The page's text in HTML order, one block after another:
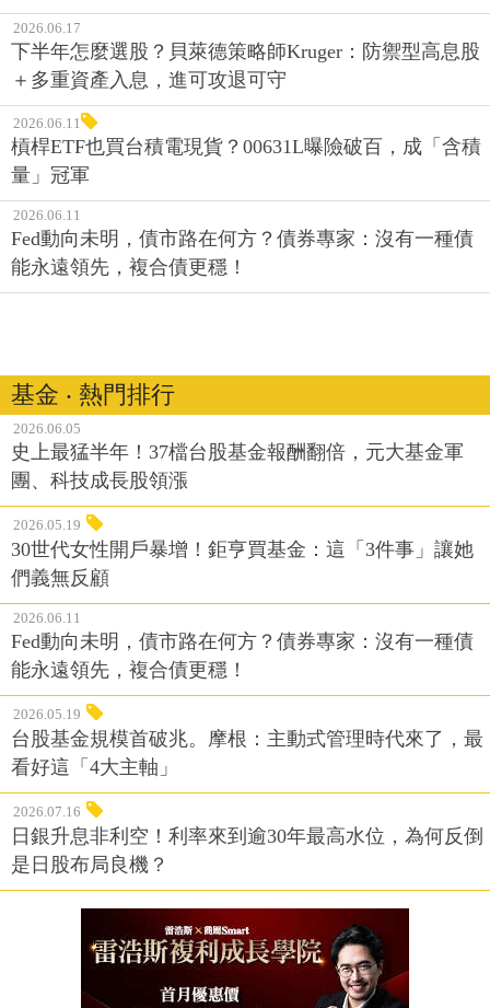
2026.06.17
下半年怎麼選股？貝萊德策略師Kruger：防禦型高息股
＋多重資產入息，進可攻退可守
2026.06.11
槓桿ETF也買台積電現貨？00631L曝險破百，成「含積
量」冠軍
2026.06.11
Fed動向未明，債市路在何方？債券專家：沒有一種債
能永遠領先，複合債更穩！
基金 ‧ 熱門排行
2026.06.05
史上最猛半年！37檔台股基金報酬翻倍，元大基金軍
團、科技成長股領漲
2026.05.19
30世代女性開戶暴增！鉅亨買基金：這「3件事」讓她
們義無反顧
2026.06.11
Fed動向未明，債市路在何方？債券專家：沒有一種債
能永遠領先，複合債更穩！
2026.05.19
台股基金規模首破兆。摩根：主動式管理時代來了，最
看好這「4大主軸」
2026.07.16
日銀升息非利空！利率來到逾30年最高水位，為何反倒
是日股布局良機？